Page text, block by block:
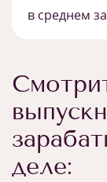
в среднем
деле: